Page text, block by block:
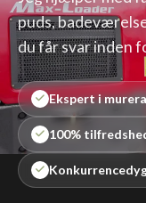
puds,
du får svar inden
Ekspert i
100%